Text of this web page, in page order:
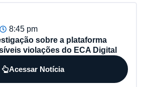
8:45 pm
sobre a plataforma
violações do ECA Digital
Acessar Notícia